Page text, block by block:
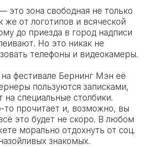
это зона свободная не только
же от логотипов и всяческой
до приезда в город надписи
Но это никак не
телефоны и видеокамеры.
на фестивале Бернинг Мэн её
пользуются записками,
на специальные столбики.
то прочитает и, возможно, вы
это будет не скоро. В любом
морально отдохнуть от соц.
знакомых.